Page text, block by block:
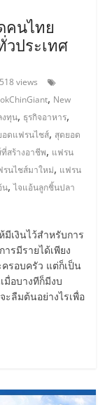
คนไทย
วประเทศ
518 views
, New
งทุน, ธุรกิจอาหาร,
อดแฟรนไชส์, สุดยอด
สร้างอาชีพ, แฟรน
รนไชส์มาใหม่, แฟรน
น,ไจแอ้นลูกชิ้นปลา
มีเงินไว้สำหรับการ
รมีรายได้เพียง
ครอบครัว แต่ก็เป็น
มื่อบางทีก็มีงบ
ลืมต้นอย่างไรเพื่อ